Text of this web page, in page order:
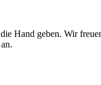
Hand geben. Wir